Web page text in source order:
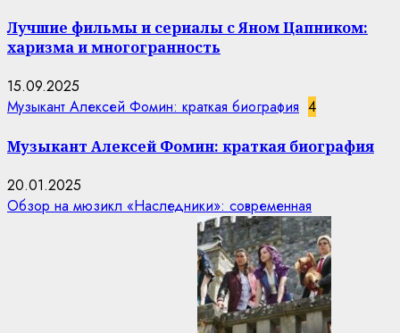
Лучшие фильмы и сериалы с Яном Цапником:
харизма и многогранность
15.09.2025
Музыкант Алексей Фомин: краткая биография 4
Музыкант Алексей Фомин: краткая биография
20.01.2025
Обзор на мюзикл «Наследники»: современная